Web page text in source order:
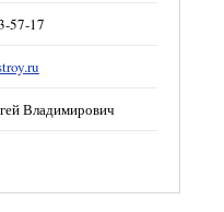
57-17
Владимирович